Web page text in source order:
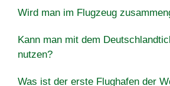
Wird man im Flugzeug
Kann man mit dem
nutzen?
Was ist der erste Flughafen der